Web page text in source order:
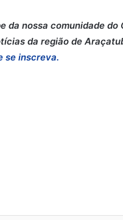
da nossa comunidade
da região de
se inscreva.